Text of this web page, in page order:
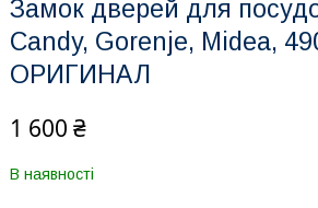
Замок дверей для
Candy, Gorenje, Midea,
ОРИГИНАЛ
1 600 ₴
В наявності